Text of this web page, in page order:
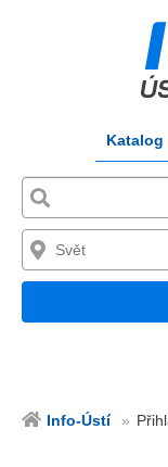
Katalog
Info-Ústí